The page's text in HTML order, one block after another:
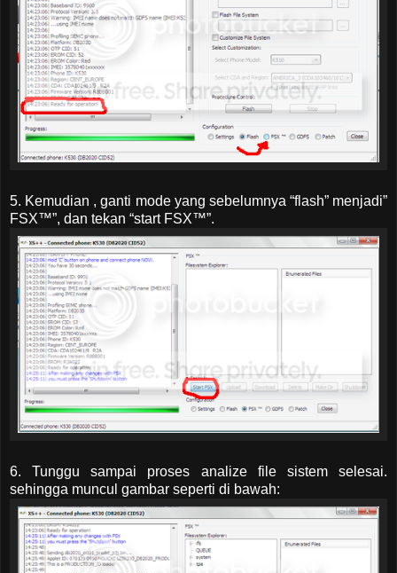
5. Kemudian , ganti mode yang sebelumnya “flash” menjadi”
FSX™”, dan tekan “start FSX™”.
6. Tunggu sampai proses analize file sistem selesai.
sehingga muncul gambar seperti di bawah: